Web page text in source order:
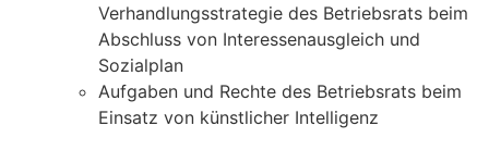
Verhandlungsstrategie des Betriebsrats beim
Abschluss von Interessenausgleich und
Sozialplan
Aufgaben und Rechte des Betriebsrats beim
Einsatz von künstlicher Intelligenz